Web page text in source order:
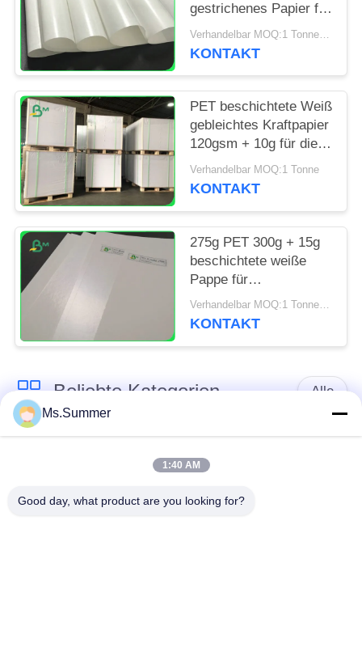
gestrichenes Papier für
VerpackenzimtstangenVerhandelbar MOQ:1 Tonne für Sondergröße u. 10 Tonnen für Standardgröße
KONTAKT
PET beschichtete Weiß
gebleichtes Kraftpapier
120gsm + 10g für die
Verpackung von
Nahrungsmitteln
Verhandelbar MOQ:1 Tonne
KONTAKT
275g PET 300g + 15g
beschichtete weiße
Pappe für
Essenstablett fettdichte
70 * 100cm
Verhandelbar MOQ:1 Tonne für allgemeine Größe u. 10 Tonnen für Sondergröße
KONTAKT
Beliebte Kategorien Alle
Kraftpapierrolle
Ms.Summer
1:40 AM
Good day, what product are you looking for?